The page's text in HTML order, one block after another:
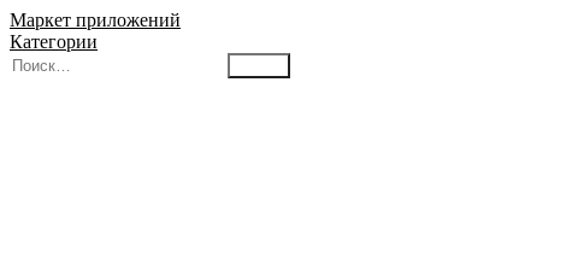
Маркет приложений
Категории